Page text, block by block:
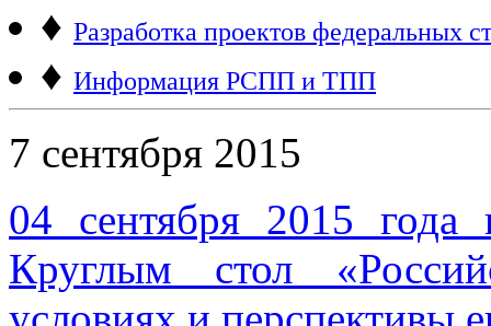
♦ Разработка проектов федеральных
♦ Информация РСПП и ТПП
7 сентября 2015
04 сентября 2015 года
Круглым стол